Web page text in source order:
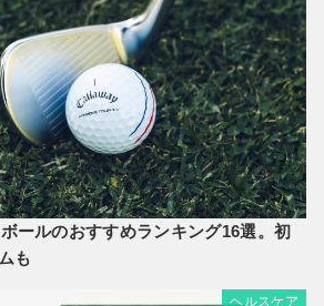
ボールのおすすめランキング16選。初
も
ヘルスケア